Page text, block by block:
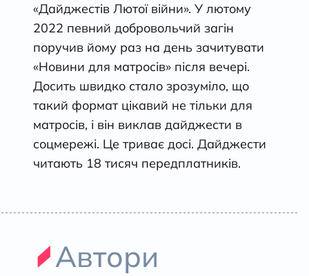
«Дайджестів Лютої війни». У лютому
2022 певний добровольчий загін
поручив йому раз на день зачитувати
«Новини для матросів» після вечері.
Досить швидко стало зрозуміло, що
такий формат цікавий не тільки для
матросів, і він виклав дайджести в
соцмережі. Це триває досі. Дайджести
читають 18 тисяч передплатників.
Автори